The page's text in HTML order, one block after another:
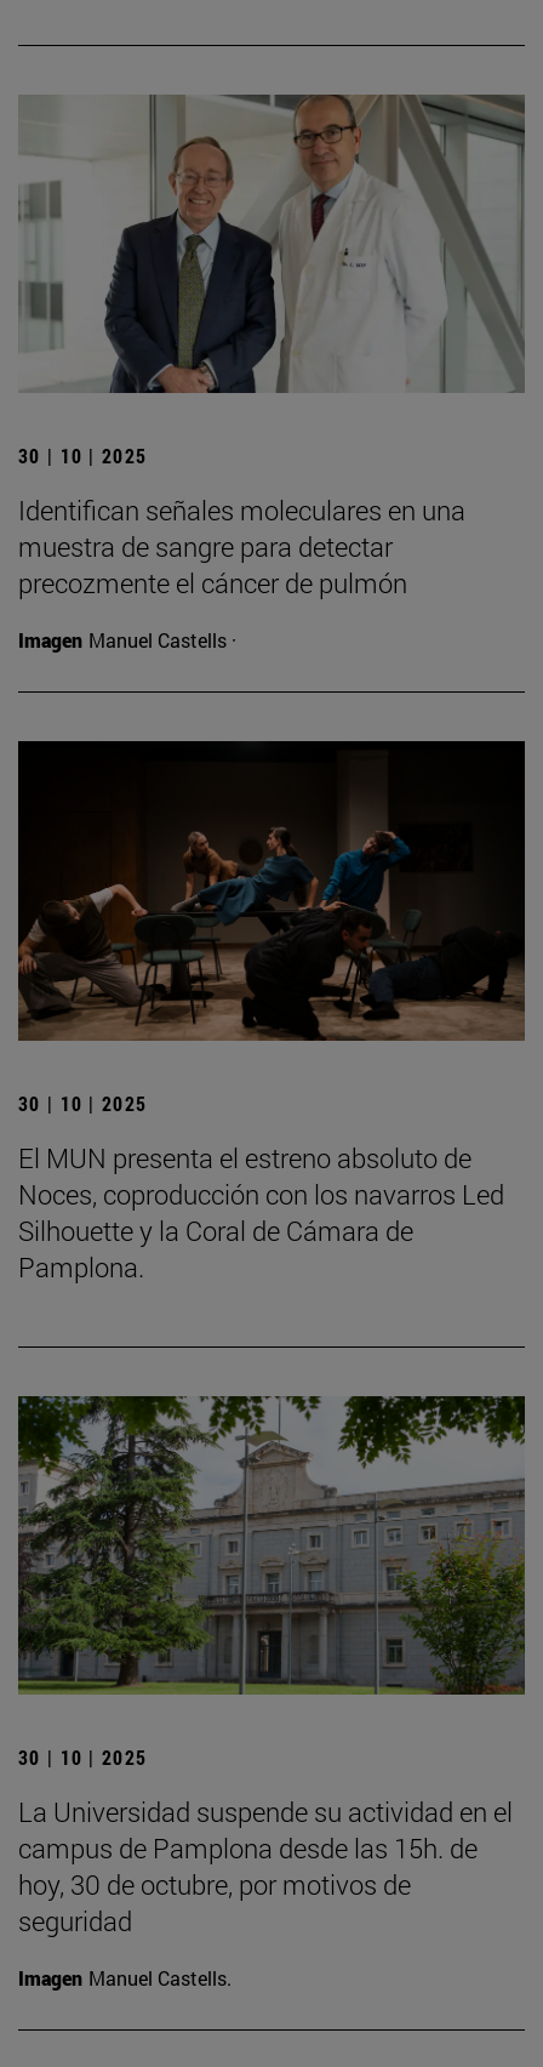
30 | 10 | 2025
Identifican señales moleculares en una
muestra de sangre para detectar
precozmente el cáncer de pulmón
Imagen Manuel Castells ·
30 | 10 | 2025
El MUN presenta el estreno absoluto de
Noces, coproducción con los navarros Led
Silhouette y la Coral de Cámara de
Pamplona.
30 | 10 | 2025
La Universidad suspende su actividad en el
campus de Pamplona desde las 15h. de
hoy, 30 de octubre, por motivos de
seguridad
Imagen Manuel Castells.